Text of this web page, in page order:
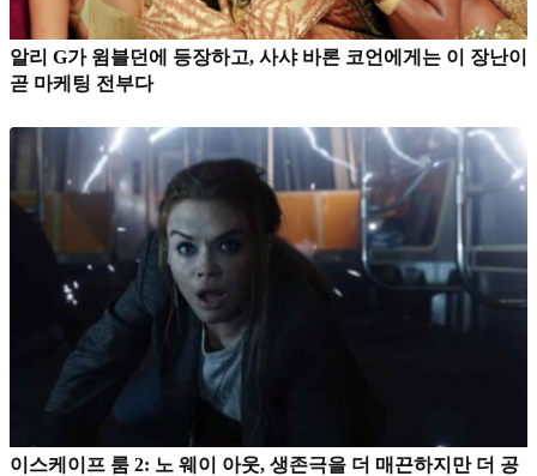
알리 G가 윔블던에 등장하고, 사샤 바론 코언에게는 이 장난이
곧 마케팅 전부다
이스케이프 룸 2: 노 웨이 아웃, 생존극을 더 매끈하지만 더 공